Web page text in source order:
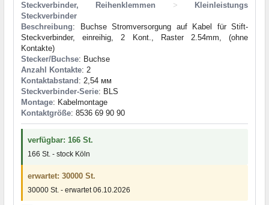
Steckverbinder, Reihenklemmen
>
Kleinleistungs
Steckverbinder
Beschreibung: Buchse Stromversorgung auf Kabel für Stift-
Steckverbinder, einreihig, 2 Kont., Raster 2.54mm, (ohne
Kontakte)
Stecker/Buchse: Buchse
Anzahl Kontakte: 2
Kontaktabstand : 2,54 мм
Steckverbinder-Serie: BLS
Montage: Kabelmontage
Kontaktgröße: 8536 69 90 90
verfügbar: 166 St.
166 St. - stock Köln
erwartet: 30000 St.
30000 St. - erwartet 06.10.2026